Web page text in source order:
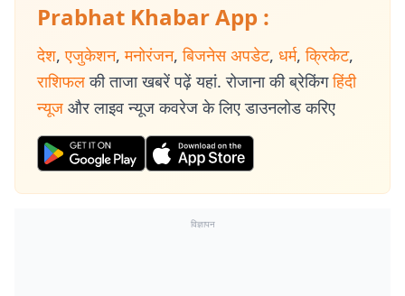
Prabhat Khabar App :
देश, एजुकेशन, मनोरंजन, बिजनेस अपडेट, धर्म, क्रिकेट,
राशिफल की ताजा खबरें पढ़ें यहां. रोजाना की ब्रेकिंग हिंदी
न्यूज और लाइव न्यूज कवरेज के लिए डाउनलोड करिए
विज्ञापन